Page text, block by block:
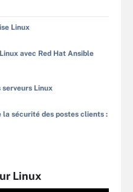
Linux
avec Red Hat Ansible
serveurs Linux
sécurité des postes clients :
Linux